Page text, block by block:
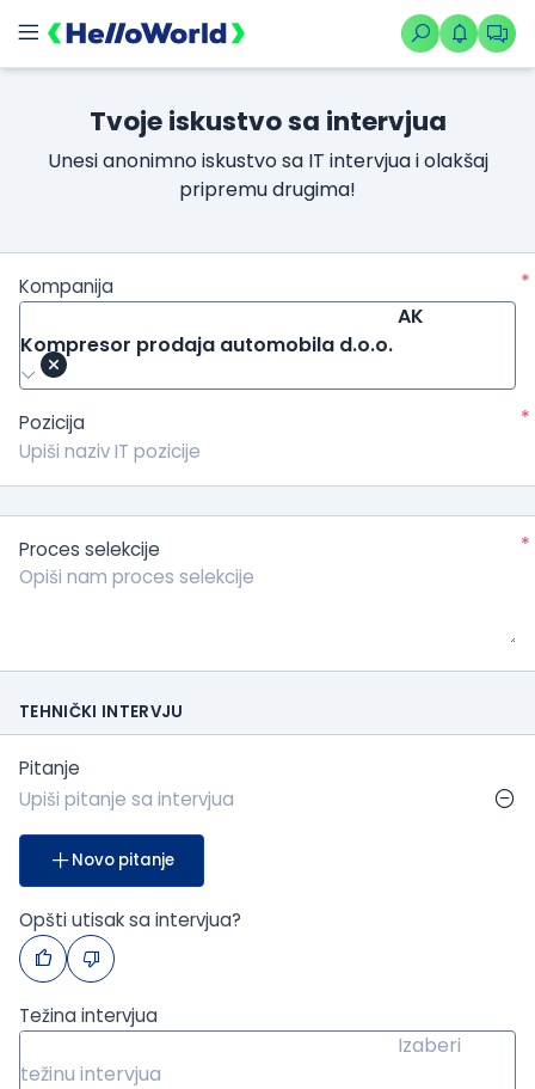
Tvoje iskustvo sa intervjua
Unesi anonimno iskustvo sa IT intervjua i olakšaj
pripremu drugima!
Kompanija
*
AK
Kompresor prodaja automobila d.o.o.
Pozicija *
Proces selekcije *
TEHNIČKI INTERVJU
Pitanje
Novo pitanje
Opšti utisak sa intervjua?
Težina intervjua
Izaberi
težinu intervjua